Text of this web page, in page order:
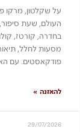
על שקלטון, מרקו
העולם, שעת
בחדרה, קורטז,
מסעות לחלל,
פודקאסטים. עם
להאזנה »
29/07/2026